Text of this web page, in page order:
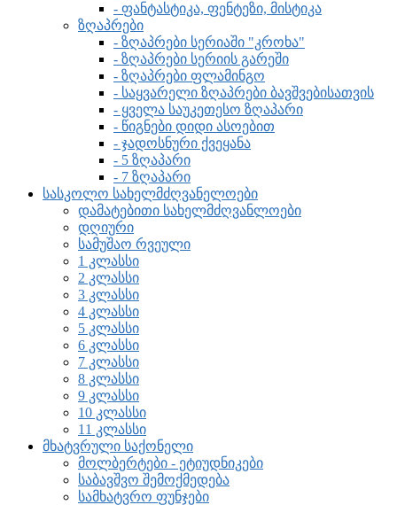
- ფანტასტიკა, ფენტეზი, მისტიკა
ზღაპრები
- ზღაპრები სერიაში "კროხა"
- ზღაპრები სერიის გარეში
- ზღაპრები ფლამინგო
- საყვარელი ზღაპრები ბავშვებისათვის
- ყველა საუკეთესო ზღაპარი
- წიგნები დიდი ასოებით
- ჯადოსნური ქვეყანა
- 5 ზღაპარი
- 7 ზღაპარი
სასკოლო სახელმძღვანელოები
დამატებითი სახელმძღვანლოები
დღიური
სამუშაო რვეული
1 კლასსი
2 კლასსი
3 კლასსი
4 კლასსი
5 კლასსი
6 კლასსი
7 კლასსი
8 კლასსი
9 კლასსი
10 კლასსი
11 კლასსი
მხატვრული საქონელი
მოლბერტები - ეტიუდნიკები
საბავშვო შემოქმედება
სამხატვრო ფუნჯები